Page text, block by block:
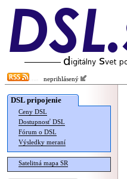
neprihlásený
DSL pripojenie
Ceny DSL
Dostupnosť DSL
Fórum o DSL
Výsledky meraní
Satelitná mapa SR